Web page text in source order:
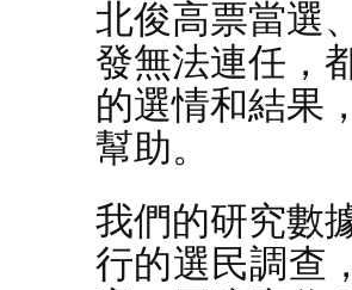
北俊高票當選
發無法連任，
的選情和結果
幫助。
我們的研究數
行的選民調查